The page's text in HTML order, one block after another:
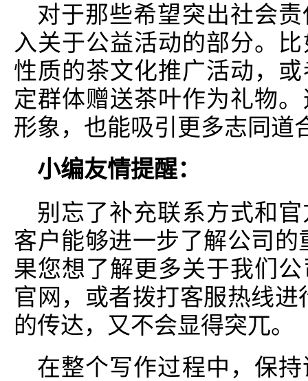
对于那些希望突出社会
入关于公益活动的部分。
性质的茶文化推广活动，
定群体赠送茶叶作为礼物
形象，也能吸引更多志同道
小编友情提醒：
别忘了补充联系方式和
客户能够进一步了解公司的
果您想了解更多关于我们
官网，或者拨打客服热线
的传达，又不会显得突兀。
在整个写作过程中，保